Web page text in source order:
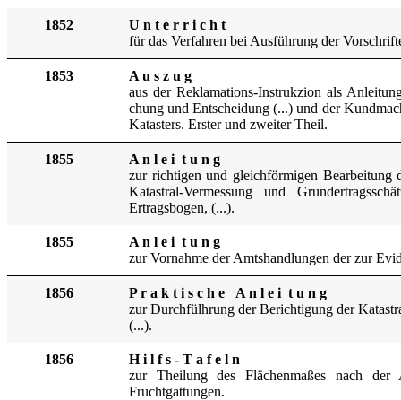
1852
U n t e r r i c h t
für das Verfahren bei Ausführung der
1853
A u s z u g
aus der Reklamations-Instrukzion als
chung und Entscheidung (...) und der
Katasters. Erster und zweiter Theil.
1855
A n l e i t u n g
zur richtigen und gleichförmigen Bearbeitung
Katastral-Vermessung und
Ertragsbogen, (...).
1855
A n l e i t u n g
zur Vornahme der Amtshandlungen der zur
1856
P r a k t i s c h e A n l e i t u n g
zur Durchfülhrung der Berichtigung der
(...).
1856
H i l f s - T a f e l n
zur Theilung des Flächenmaßes nach der
Fruchtgattungen.